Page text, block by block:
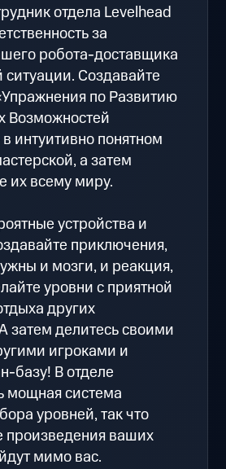
отдела Levelhead
за
робота-доставщика
ситуации. Создавайте
по Развитию
Возможностей
интуитивно понятном
а затем
их всему миру.
устройства и
приключения,
и мозги, и реакция,
уровни с приятной
других
затем делитесь своими
игроками и
базу! В отделе
мощная система
уровней, так что
ваших
мимо вас.